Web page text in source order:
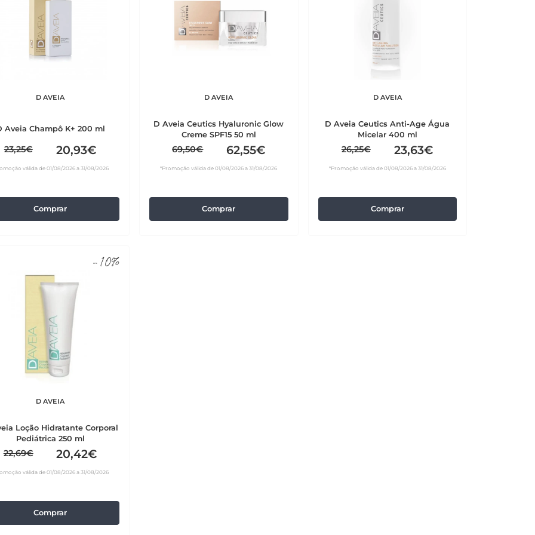
D AVEIA
Aveia Champô K+ 200 ml
23,25€ 20,93€
válida de 01/08/2026 a 31/08/2026
Comprar
D AVEIA
D Aveia Ceutics Hyaluronic Glow
Creme SPF15 50 ml
69,50€ 62,55€
*Promoção válida de 01/08/2026 a 31/08/2026
Comprar
D AVEIA
D Aveia Ceutics Anti-Age Água
Micelar 400 ml
26,25€ 23,63€
*Promoção válida de 01/08/2026 a 31/08/2026
Comprar
-10%
D AVEIA
Loção Hidratante Corporal
Pediátrica 250 ml
22,69€ 20,42€
válida de 01/08/2026 a 31/08/2026
Comprar